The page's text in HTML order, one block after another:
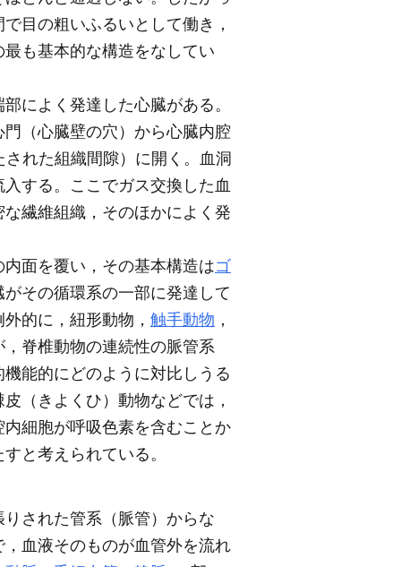
目の粗いふるいとして働き，
も基本的な構造をなしてい
によく発達した心臓がある。
（心臓壁の穴）から心臓内腔
れた組織間隙）に開く。血洞
する。ここでガス交換した血
繊維組織，そのほかによく発
面を覆い，その基本構造はゴ
その循環系の一部に発達して
的に，紐形動物， 触手動物 ，
脊椎動物の連続性の脈管系
能的にどのように対比しうる
（きよくひ）動物などでは，
細胞が呼吸色素を含むことか
と考えられている。
された管系（脈管）からな
，血液そのものが血管外を流れ